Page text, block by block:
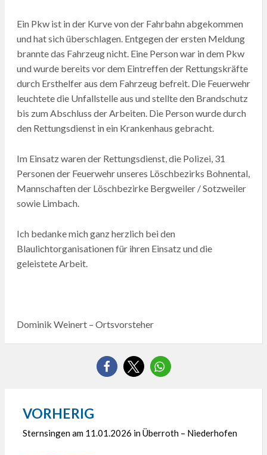
Ein Pkw ist in der Kurve von der Fahrbahn abgekommen
und hat sich überschlagen. Entgegen der ersten Meldung
brannte das Fahrzeug nicht. Eine Person war in dem Pkw
und wurde bereits vor dem Eintreffen der Rettungskräfte
durch Ersthelfer aus dem Fahrzeug befreit. Die Feuerwehr
leuchtete die Unfallstelle aus und stellte den Brandschutz
bis zum Abschluss der Arbeiten. Die Person wurde durch
den Rettungsdienst in ein Krankenhaus gebracht.
Im Einsatz waren der Rettungsdienst, die Polizei, 31
Personen der Feuerwehr unseres Löschbezirks Bohnental,
Mannschaften der Löschbezirke Bergweiler / Sotzweiler
sowie Limbach.
Ich bedanke mich ganz herzlich bei den
Blaulichtorganisationen für ihren Einsatz und die
geleistete Arbeit.
Dominik Weinert – Ortsvorsteher
Beitragsnavigation
VORHERIG
Sternsingen am 11.01.2026 in Überroth – Niederhofen